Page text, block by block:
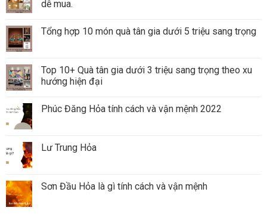
dễ mua.
Tổng hợp 10 món quà tân gia dưới 5 triệu sang trọng
Top 10+ Quà tân gia dưới 3 triệu sang trọng theo xu
hướng hiện đại
Phúc Đăng Hỏa tính cách và vận mệnh 2022
Lư Trung Hỏa
Sơn Đầu Hỏa là gì tính cách và vận mệnh